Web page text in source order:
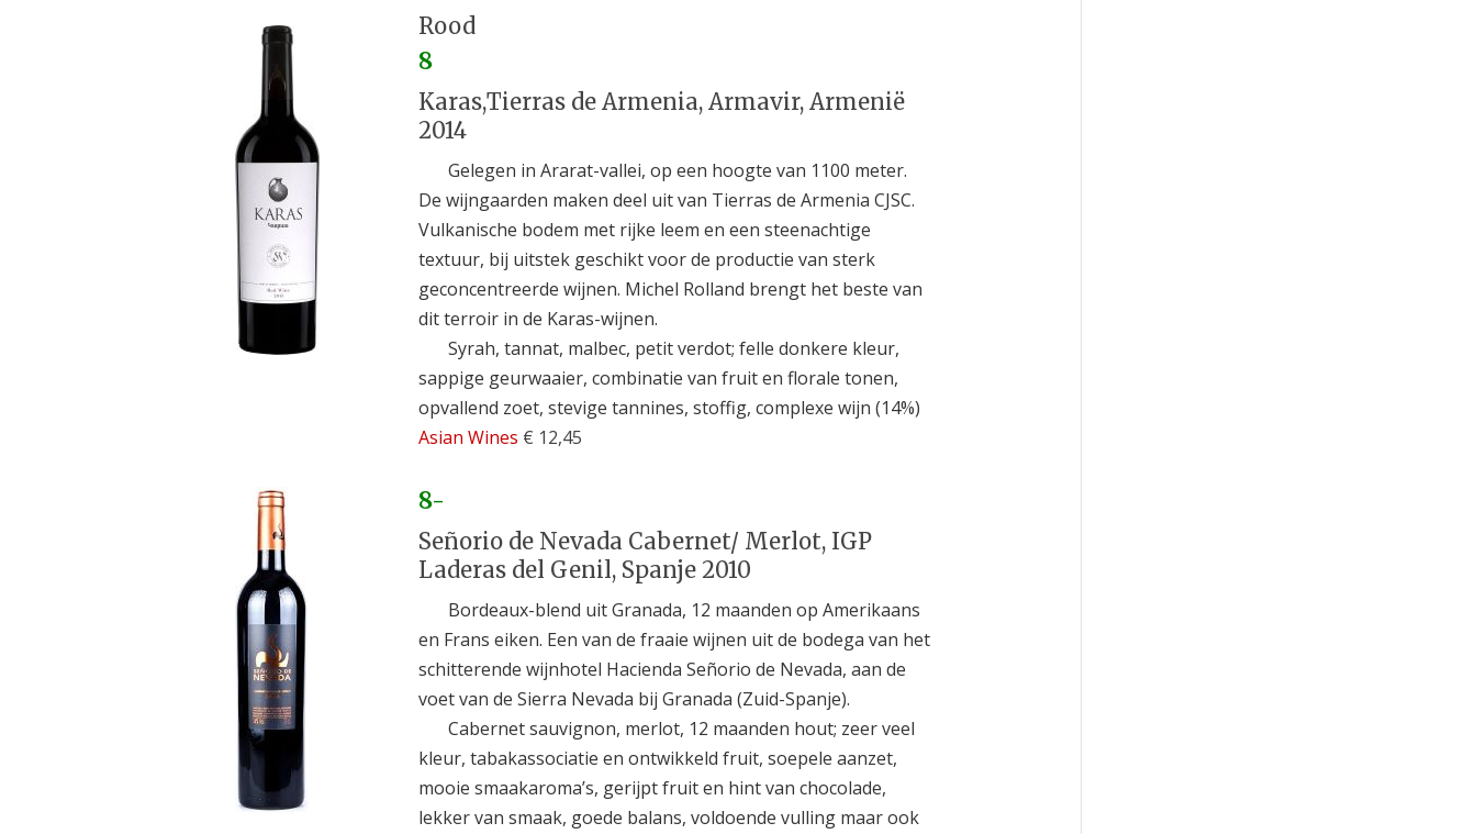
Rood
8
Karas,Tierras de Armenia, Armavir, Armenië
2014
Gelegen in Ararat-vallei, op een hoogte van 1100 meter.
De wijngaarden maken deel uit van Tierras de Armenia CJSC.
Vulkanische bodem met rijke leem en een steenachtige
textuur, bij uitstek geschikt voor de productie van sterk
geconcentreerde wijnen. Michel Rolland brengt het beste van
dit terroir in de Karas-wijnen.
Syrah, tannat, malbec, petit verdot; felle donkere kleur,
sappige geurwaaier, combinatie van fruit en florale tonen,
opvallend zoet, stevige tannines, stoffig, complexe wijn (14%)
Asian Wines € 12,45
8-
Señorio de Nevada Cabernet/ Merlot, IGP
Laderas del Genil, Spanje 2010
Bordeaux-blend uit Granada, 12 maanden op Amerikaans
en Frans eiken. Een van de fraaie wijnen uit de bodega van het
schitterende wijnhotel Hacienda Señorio de Nevada, aan de
voet van de Sierra Nevada bij Granada (Zuid-Spanje).
Cabernet sauvignon, merlot, 12 maanden hout; zeer veel
kleur, tabakassociatie en ontwikkeld fruit, soepele aanzet,
mooie smaakaroma’s, gerijpt fruit en hint van chocolade,
lekker van smaak, goede balans, voldoende vulling maar ook